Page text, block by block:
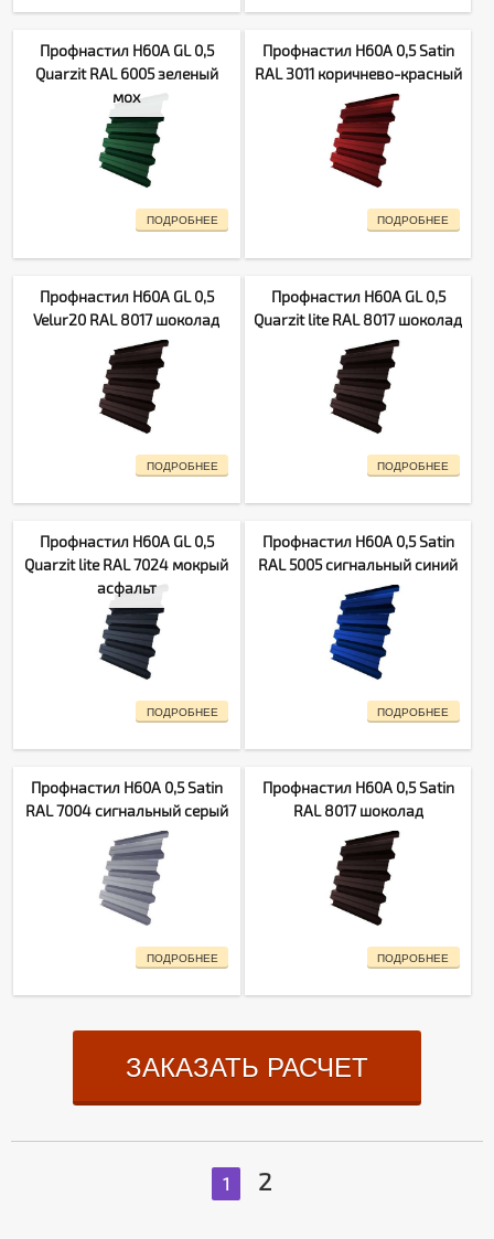
Профнастил H60A GL 0,5
Quarzit RAL 6005 зеленый
мох
ПОДРОБНЕЕ
Профнастил H60A 0,5 Satin
RAL 3011 коричнево-красный
ПОДРОБНЕЕ
Профнастил H60A GL 0,5
Velur20 RAL 8017 шоколад
ПОДРОБНЕЕ
Профнастил H60A GL 0,5
Quarzit lite RAL 8017 шоколад
ПОДРОБНЕЕ
Профнастил H60A GL 0,5
Quarzit lite RAL 7024 мокрый
асфальт
ПОДРОБНЕЕ
Профнастил H60A 0,5 Satin
RAL 5005 сигнальный синий
ПОДРОБНЕЕ
Профнастил H60A 0,5 Satin
RAL 7004 сигнальный серый
ПОДРОБНЕЕ
Профнастил H60A 0,5 Satin
RAL 8017 шоколад
ПОДРОБНЕЕ
ЗАКАЗАТЬ РАСЧЕТ
1 2